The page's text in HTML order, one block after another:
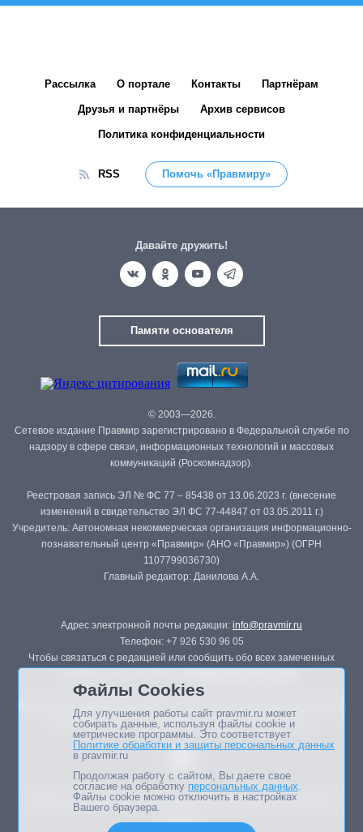
Рассылка О портале Контакты Партнёрам
Друзья и партнёры Архив сервисов
Политика конфиденциальности
RSS Помочь «Правмиру»
Давайте дружить!
Памяти основателя
© 2003—2026.
Сетевое издание Правмир зарегистрировано в Федеральной службе по
надзору в сфере связи, информационных технологий и массовых
коммуникаций (Роскомнадзор).
Реестровая запись ЭЛ № ФС 77 – 85438 от 13.06.2023 г. (внесение
изменений в свидетельство ЭЛ ФС 77-44847 от 03.05.2011 г.)
Учредитель: Автономная некоммерческая организация информационно-
познавательный центр «Правмир» (АНО «Правмир») (ОГРН
1107799036730)
Главный редактор: Данилова А.А.
Адрес электронной почты редакции: info@pravmir.ru
Телефон: +7 926 530 96 05
Чтобы связаться с редакцией или сообщить обо всех замеченных
Републикация материалов сайта в печатных изданиях (книгах, прессе)
возможна только с письменного разрешения редакции.
Мнение авторов статей портала может не совпадать с позицией
Файлы Cookies
Для улучшения работы сайт pravmir.ru может
собирать данные, используя файлы cookie и
метрические программы. Это соответствует
Политике обработки и защиты персональных данных
в pravmir.ru
Продолжая работу с сайтом, Вы даете свое
согласие на обработку персональных данных.
Файлы cookie можно отключить в настройках
Вашего браузера.